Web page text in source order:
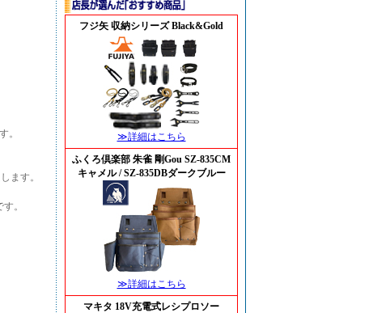
。
ます。
。
フジ矢 収納シリーズ Black&Gold
≫詳細はこちら
ふくろ倶楽部 朱雀 剛Gou SZ-835CM
キャメル / SZ-835DBダークブルー
≫詳細はこちら
マキタ 18V充電式レシプロソー